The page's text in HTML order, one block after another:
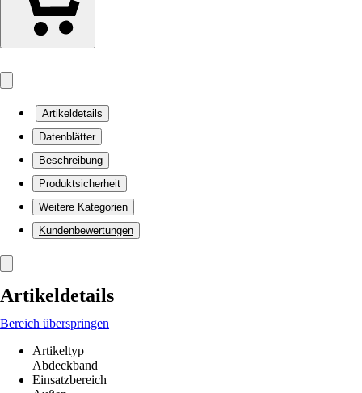
Artikeldetails
Datenblätter
Beschreibung
Produktsicherheit
Weitere Kategorien
Kundenbewertungen
Artikeldetails
Bereich überspringen
Artikeltyp
Abdeckband
Einsatzbereich